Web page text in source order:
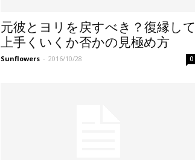
元彼とヨリを戻すべき？復縁して
上手くいくか否かの見極め方
Sunflowers - 2016/10/28 0